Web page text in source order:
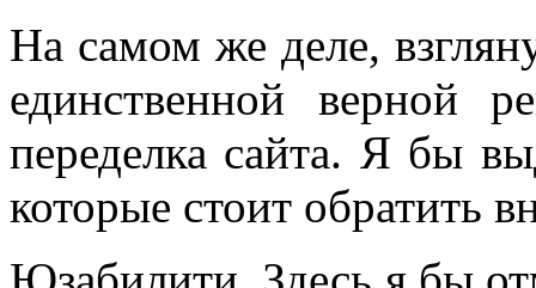
На самом же деле,
единственной верной
переделка сайта. Я бы
которые стоит обратить